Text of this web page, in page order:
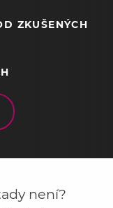
ZKUŠENÝCH
není?